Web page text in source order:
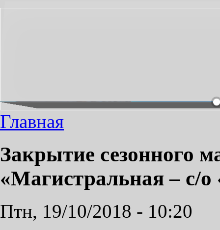
Главная
Закрытие сезонного
«Магистральная – с/о
Птн, 19/10/2018 - 10:20